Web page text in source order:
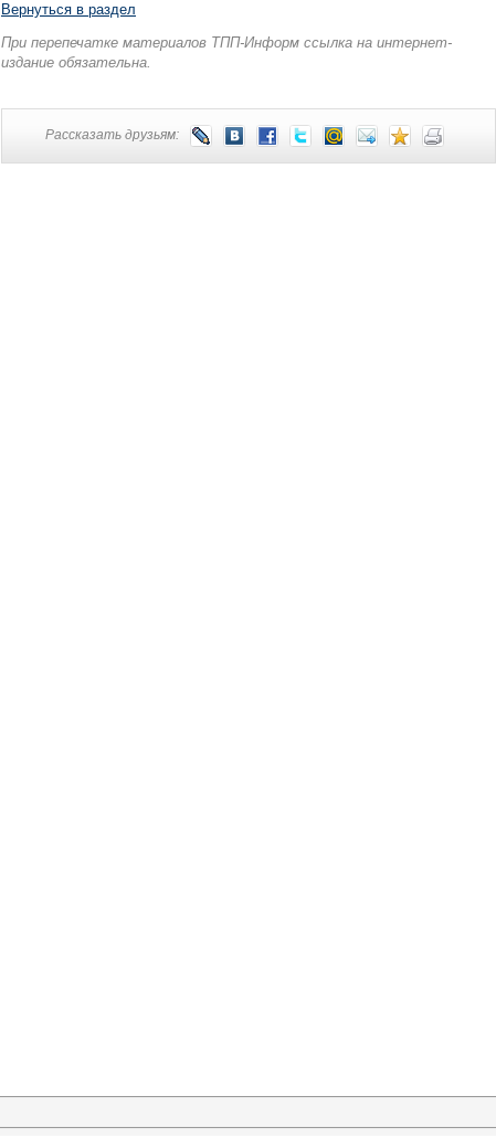
Вернуться в раздел
При перепечатке материалов ТПП-Информ ссылка на интернет-
издание обязательна.
Рассказать друзьям: